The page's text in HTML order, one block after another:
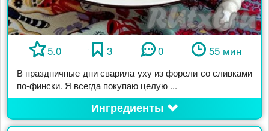
5.0 3 0 55 мин
В праздничные дни сварила уху из форели со сливками
по-фински. Я всегда покупаю целую ...
Ингредиенты